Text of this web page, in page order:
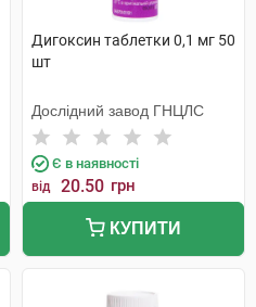
Дигоксин таблетки 0,1 мг 50
шт
Дослідний завод ГНЦЛС
Є в наявності
від 20.50 грн
КУПИТИ